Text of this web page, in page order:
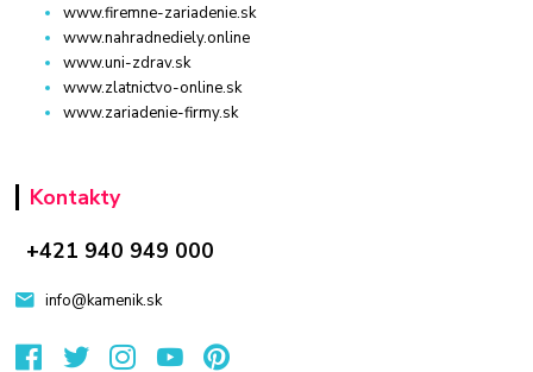
www.firemne-zariadenie.sk
www.nahradnediely.online
www.uni-zdrav.sk
www.zlatnictvo-online.sk
www.zariadenie-firmy.sk
Kontakty
+421 940 949 000
info@kamenik.sk